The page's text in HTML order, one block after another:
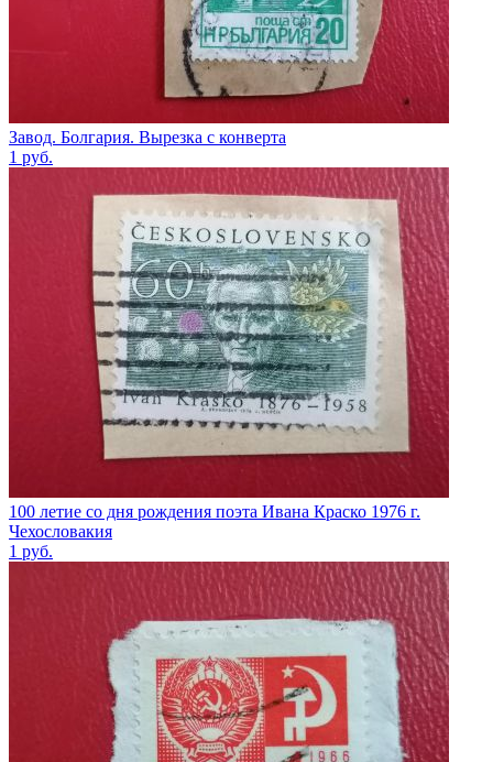
Завод. Болгария. Вырезка с конверта
1 руб.
100 летие со дня рождения поэта Ивана Краско 1976 г.
Чехословакия
1 руб.